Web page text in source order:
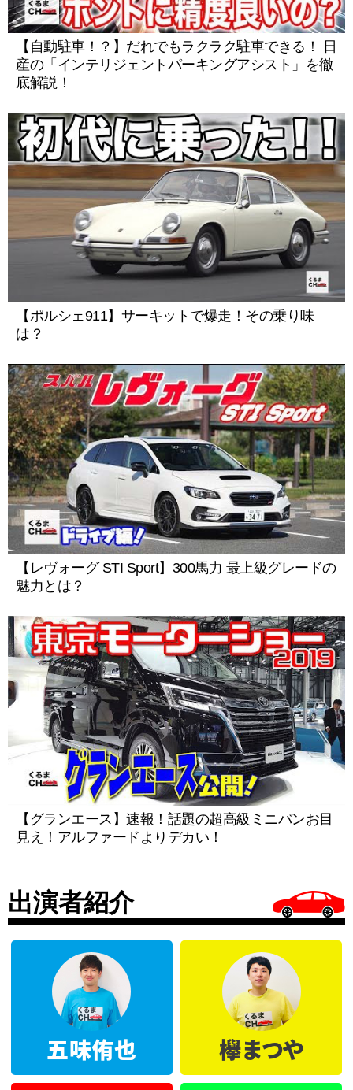
【自動駐車！？】だれでもラクラク駐車できる！ 日
産の「インテリジェントパーキングアシスト」を徹
底解説！
【ポルシェ911】サーキットで爆走！その乗り味
は？
【レヴォーグ STI Sport】300馬力 最上級グレードの
魅力とは？
【グランエース】速報！話題の超高級ミニバンお目
見え！アルファードよりデカい！
出演者紹介
五味侑也 欅まつや